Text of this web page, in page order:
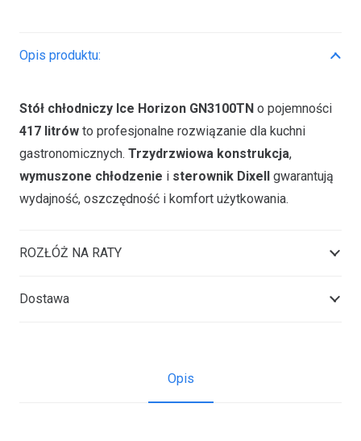
Opis produktu:
Stół chłodniczy Ice Horizon GN3100TN o pojemności
417 litrów to profesjonalne rozwiązanie dla kuchni
gastronomicznych. Trzydrzwiowa konstrukcja,
wymuszone chłodzenie i sterownik Dixell
gwarantują
wydajność, oszczędność i komfort użytkowania.
ROZŁÓŻ NA RATY
Dostawa
Opis